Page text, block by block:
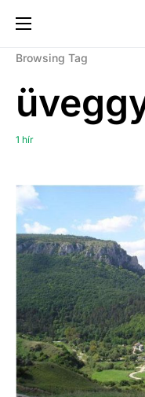
Browsing Tag
1 hír